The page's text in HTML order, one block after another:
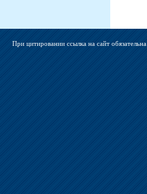
При цитировании ссылка на сайт обязательна